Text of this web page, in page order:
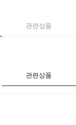
관련상품
관련상품